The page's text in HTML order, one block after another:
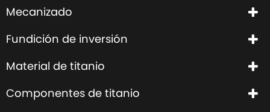
Mecanizado
Fundición de inversión
Material de titanio
Componentes de titanio